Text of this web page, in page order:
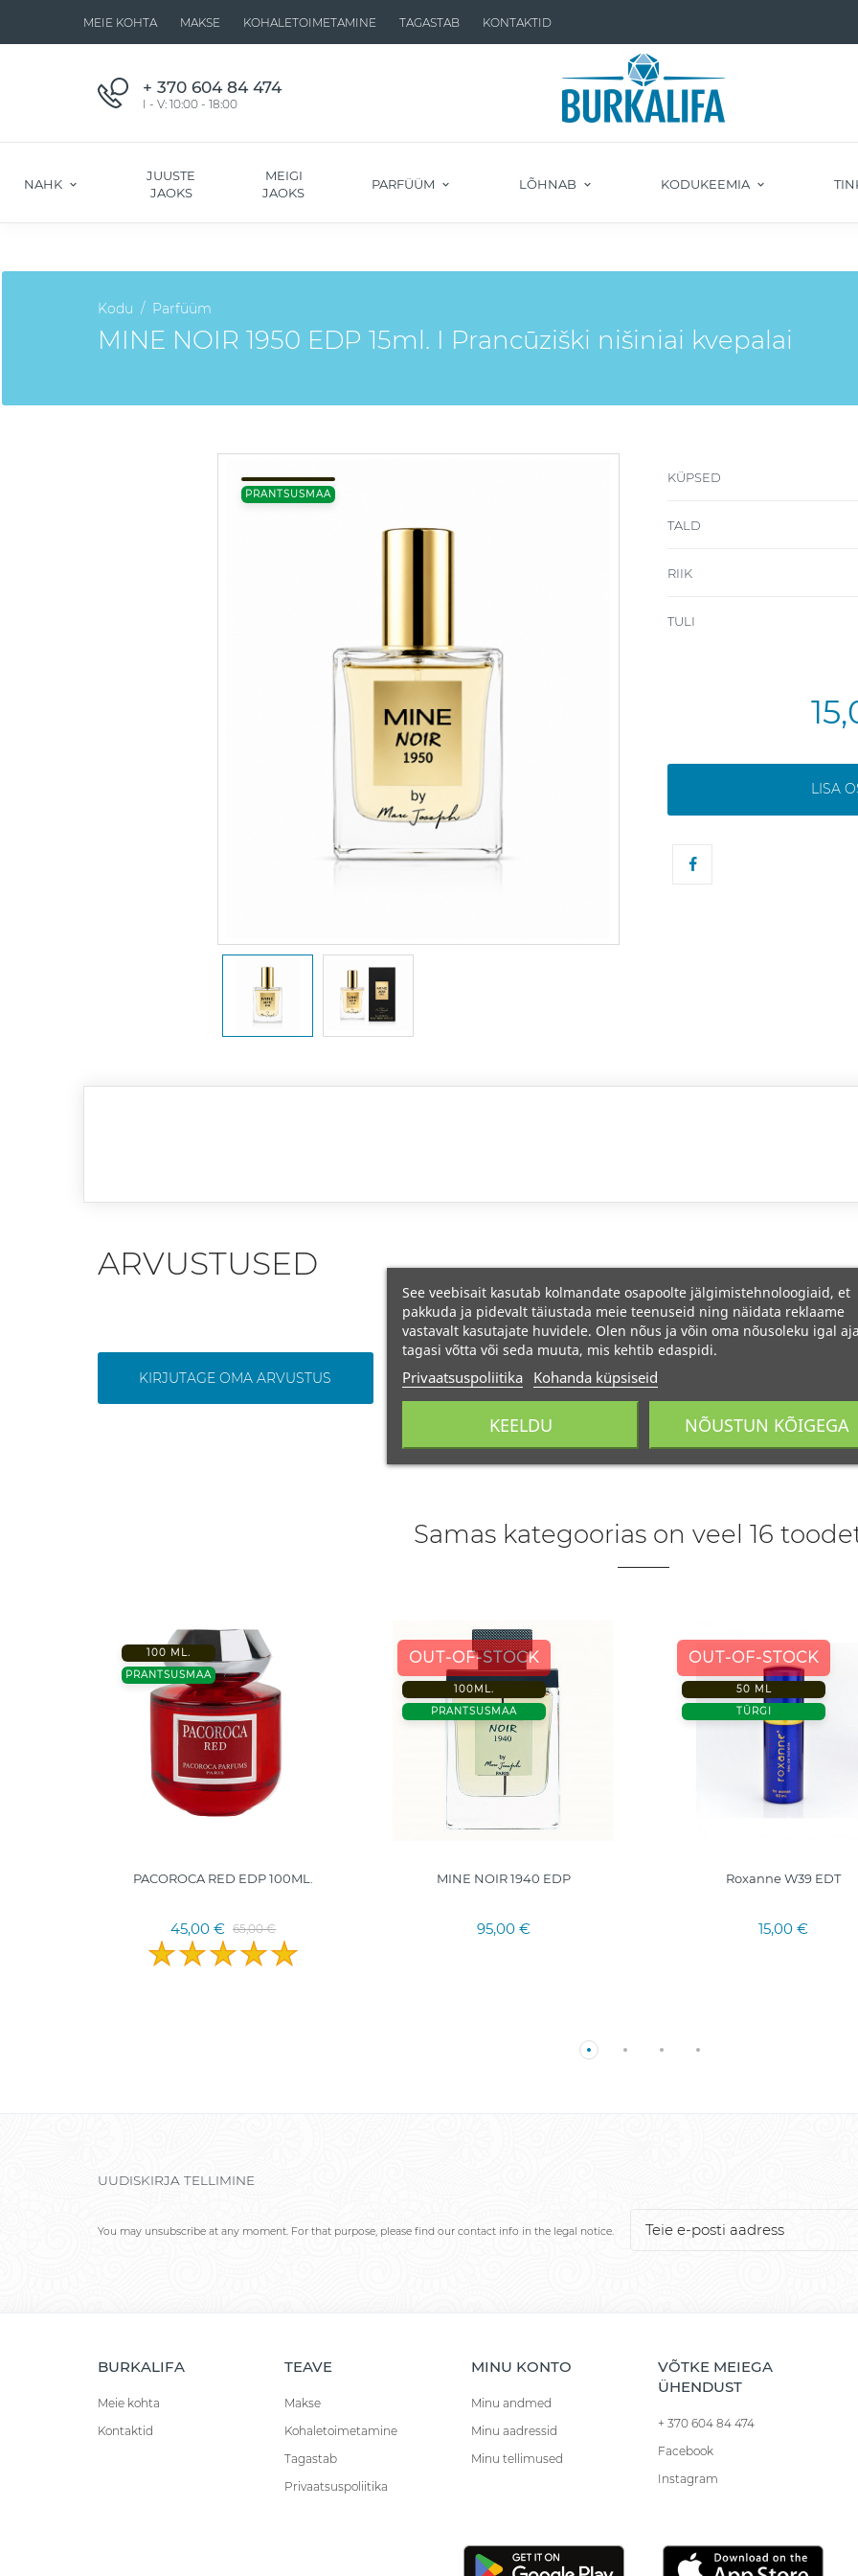
MEIE KOHTA MAKSE KOHALETOIMETAMINE TAGASTAB KONTAKTID
+ 370 604 84 474
I - V: 10:00 - 18:00
NAHK
JUUSTE
JAOKS
MEIGI
JAOKS
PARFÜÜM LÕHNAB KODUKEEMIA
Kodu Parfüüm
MINE NOIR 1950 EDP 15ml. I Prancūziški nišiniai kvepalai
PRANTSUSMAA
KÜPSED
TALD
RIIK
TULI
LISA
ARVUSTUSED
KIRJUTAGE OMA ARVUSTUS
Samas kategoorias on veel 16
100 ML.
PRANTSUSMAA
PACOROCA RED EDP 100ML.
45,00 € 65,00 €
OUT-OF-STOCK
100ML.
PRANTSUSMAA
MINE NOIR 1940 EDP
95,00 €
OUT-OF-STOCK
50 ML
TÜRGI
Roxanne W39 EDT
15,00 €
UUDISKIRJA TELLIMINE
You may unsubscribe at any moment. For that purpose, please find our contact info in the legal notice.
BURKALIFA
Meie kohta
Kontaktid
TEAVE
Makse
Kohaletoimetamine
Tagastab
Privaatsuspoliitika
MINU KONTO
Minu andmed
Minu aadressid
Minu tellimused
VÕTKE MEIEGA
ÜHENDUST
+ 370 604 84 474
Facebook
Instagram
See veebisait kasutab kolmandate osapoolte jälgimistehnoloogiaid, et
pakkuda ja pidevalt täiustada meie teenuseid ning näidata reklaame
vastavalt kasutajate huvidele. Olen nõus ja võin oma nõusoleku igal
tagasi võtta või seda muuta, mis kehtib edaspidi.
Privaatsuspoliitika Kohanda küpsiseid
KEELDU NÕUSTUN KÕIGEGA